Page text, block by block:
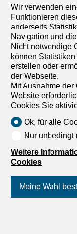
1 4
Büro zur
061 m²
Preis auf
Wir verwenden
Funktionieren
anderseits
Navigation und
Nicht notwendige
können
erstellen oder
der Webseite.
Mit Ausnahme
Website
Cookies Sie
Ok, für alle
Nur unbedingt
Weitere
Cookies
Meine Wahl